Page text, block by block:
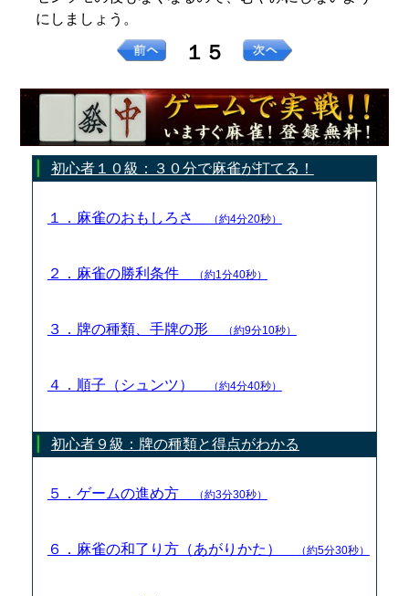
にしましょう。
１５
初心者１０級：３０分で麻雀が打てる！
１．麻雀のおもしろさ （約4分20秒）
２．麻雀の勝利条件 （約1分40秒）
３．牌の種類、手牌の形 （約9分10秒）
４．順子（シュンツ） （約4分40秒）
初心者９級：牌の種類と得点がわかる
５．ゲームの進め方 （約3分30秒）
６．麻雀の和了り方（あがりかた） （約5分30秒）